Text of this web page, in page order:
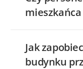
Jak
budynku